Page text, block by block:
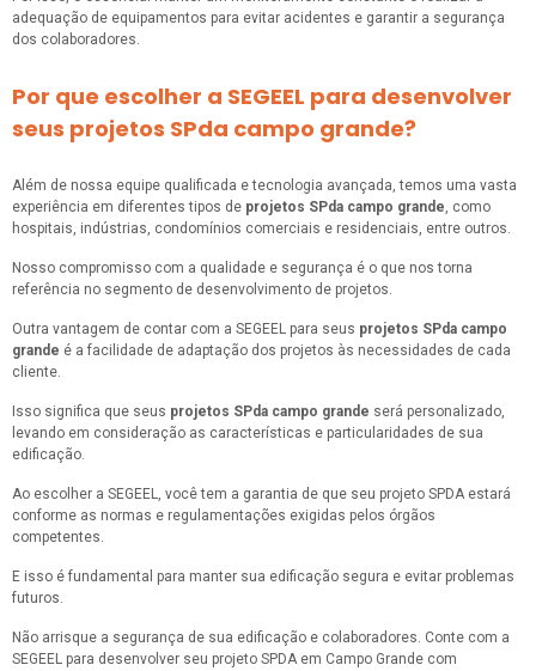
adequação de equipamentos para evitar acidentes e garantir a segurança
dos colaboradores.
Por que escolher a SEGEEL para desenvolver
seus projetos SPda campo grande?
Além de nossa equipe qualificada e tecnologia avançada, temos uma vasta
experiência em diferentes tipos de projetos SPda campo grande, como
hospitais, indústrias, condomínios comerciais e residenciais, entre outros.
Nosso compromisso com a qualidade e segurança é o que nos torna
referência no segmento de desenvolvimento de projetos.
Outra vantagem de contar com a SEGEEL para seus projetos SPda campo
grande é a facilidade de adaptação dos projetos às necessidades de cada
cliente.
Isso significa que seus projetos SPda campo grande será personalizado,
levando em consideração as características e particularidades de sua
edificação.
Ao escolher a SEGEEL, você tem a garantia de que seu projeto SPDA estará
conforme as normas e regulamentações exigidas pelos órgãos
competentes.
E isso é fundamental para manter sua edificação segura e evitar problemas
futuros.
Não arrisque a segurança de sua edificação e colaboradores. Conte com a
SEGEEL para desenvolver seu projeto SPDA em Campo Grande com